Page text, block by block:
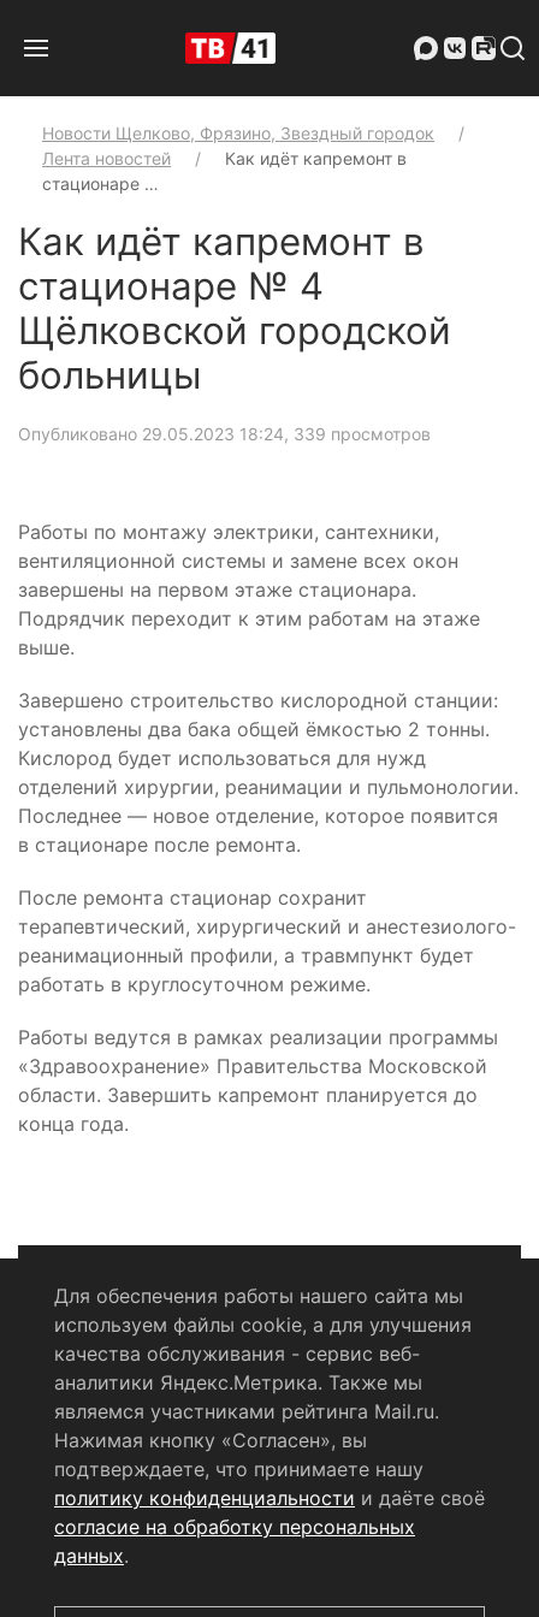
Новости Щелково, Фрязино, Звездный городок
Лента новостей
Как идёт капремонт в
стационаре …
Как идёт капремонт в
стационаре № 4
Щёлковской городской
больницы
Опубликовано 29.05.2023 18:24, 339 просмотров
Работы по монтажу электрики, сантехники,
вентиляционной системы и замене всех окон
завершены на первом этаже стационара.
Подрядчик переходит к этим работам на этаже
выше.
Завершено строительство кислородной станции:
установлены два бака общей ёмкостью 2 тонны.
Кислород будет использоваться для нужд
отделений хирургии, реанимации и пульмонологии.
Последнее — новое отделение, которое появится
в стационаре после ремонта.
После ремонта стационар сохранит
терапевтический, хирургический и анестезиолого-
реанимационный профили, а травмпункт будет
работать в круглосуточном режиме.
Работы ведутся в рамках реализации программы
«Здравоохранение» Правительства Московской
области. Завершить капремонт планируется до
конца года.
Политика конфиденциальности
Согласие на обработку персональных данных
RSS-лента
© 2004 - 2026 Сетевое издание Щёлковское ТВ.
Свидетельство о регистрации СМИ
ЭЛ № ФС 77 - 79754 от 07.12.2020 г.
Для обеспечения работы нашего сайта мы
используем файлы cookie, а для улучшения
качества обслуживания - сервис веб-
аналитики Яндекс.Метрика. Также мы
являемся участниками рейтинга Mail.ru.
Нажимая кнопку «Согласен», вы
подтверждаете, что принимаете нашу
политику конфиденциальности и даёте своё
согласие на обработку персональных
данных.